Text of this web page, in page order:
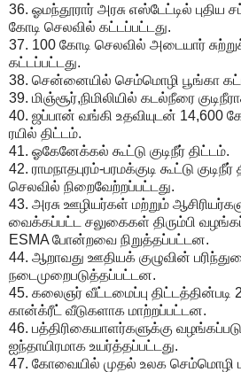
36. ஓமந்தூரார் அரசு எஸ்டேட்டில்
கோடி செலவில் கட்டப்பட்டது.
37. 100 கோடி செலவில் அடையார்
கட்டப்பட்டது.
38. சென்னையில் செம்மொழி பூங்கா
39. மிஞ்சூர்,நிமிலியில் கடல்நீரை
40. ஜப்பான் வங்கி உதவியுடன் 14,600
ரயில் திட்டம்.
41. ஓகேனேக்கல் கூட்டு குடிநீர் திட்டம்.
42. ராமநாதபுரம்-பரமக்குடி கூட்டு
செலவில் நிறைவேற்றப்பட்டது.
43. அரசு ஊழியர்கள் மற்றும்
வைக்கப்பட்ட சலுகைகள் திரும்பி
ESMA போன்றவை நிறுத்தப்பட்டன.
44. ஆறாவது ஊதியக் குழுவின்
நடைமுறைபடுத்தப்பட்டன.
45. கலைஞர் வீட்டமைப்பு திட்டத்தின்படி
கான்க்ரீட் வீடுகளாக மாற்றப்பட்டன.
46. பத்திரிகையாளர்களுக்கு
ஐந்தாயிரமாக உயர்த்தப்பட்டது.
47. கோவையில் முதல் உலக செம்மொழி